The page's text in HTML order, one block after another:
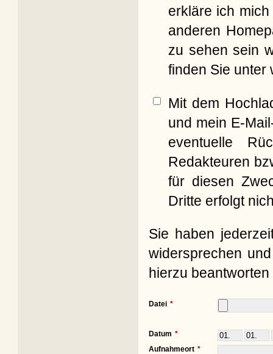
erkläre ich
anderen
zu sehen sein
finden Sie unter
Mit dem
und mein E-
eventuelle
Redakteuren
für diesen
Dritte erfolgt
Sie haben
widersprechen
hierzu
Datei
Datum
Aufnahmeort